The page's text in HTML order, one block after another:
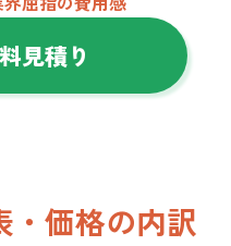
見積り
・価格の内訳